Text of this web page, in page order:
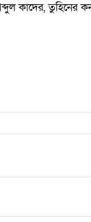
কাদের, তুহিনের